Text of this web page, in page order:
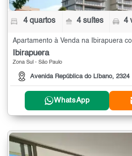
4 quartos 4 suítes 4
Apartamento à Venda na Ibirapuera
Ibirapuera
Zona Sul - São Paulo
Avenida República do Líbano, 2324
WhatsApp